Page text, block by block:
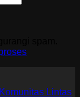
Lintas